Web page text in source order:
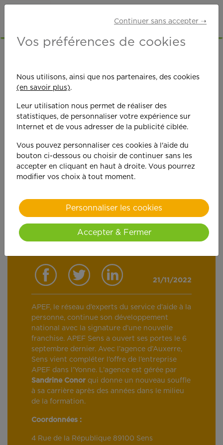
Ouverture d'une
agence APEF à
SENS
21/11/2022
APEF, le réseau d’experts du service d’aide à la
personne, continue son développement
national avec la signature d’une nouvelle
franchise. APEF Sens a ouvert ses portes le 6
septembre dernier. Avec l’agence d’Auxerre,
Sens vient compléter l’offre de l’entreprise
APEF dans l’Yonne. L’agence est gérée par
Sandrine Conor qui donne un nouveau souffle
à sa carrière après des années dans le milieu
de la formation.
Coordonnées :
4 Rue de la République 89100 Sens
Continuer sans accepter ➝
Vos préférences de cookies
Nous utilisons, ainsi que nos partenaires, des cookies
(en savoir plus).
Leur utilisation nous permet de réaliser des
statistiques, de personnaliser votre expérience sur
Internet et de vous adresser de la publicité ciblée.
Vous pouvez personnaliser ces cookies à l'aide du
bouton ci-dessous ou choisir de continuer sans les
accepter en cliquant en haut à droite. Vous pourrez
modifier vos choix à tout moment.
Personnaliser les cookies
Accepter & Fermer